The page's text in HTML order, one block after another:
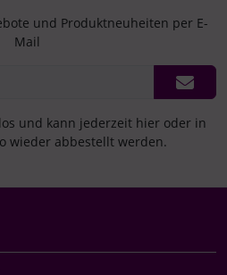
und Produktneuheiten per E-
Mail
und kann jederzeit hier oder in
wieder abbestellt werden.